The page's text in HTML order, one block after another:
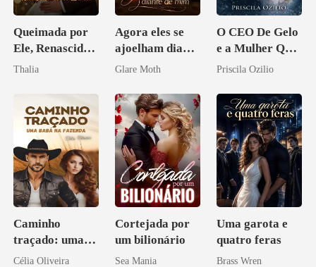
Queimada por
Ele, Renascida
como Estrela
Thalia
Agora eles se
ajoelham diante
de mim
Glare Moth
O CEO De Gelo
e a Mulher Que
Ele Jurou Odiar
Priscila Ozilio
Caminho
traçado: uma
babá na fazenda
Célia Oliveira
Cortejada por
um bilionário
Sea Mania
Uma garota e
quatro feras
Brass Wren